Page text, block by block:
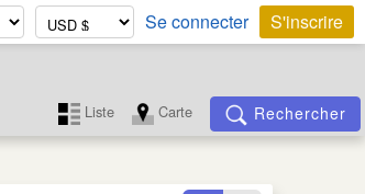
Se connecter S'inscrire
Liste Carte Rechercher